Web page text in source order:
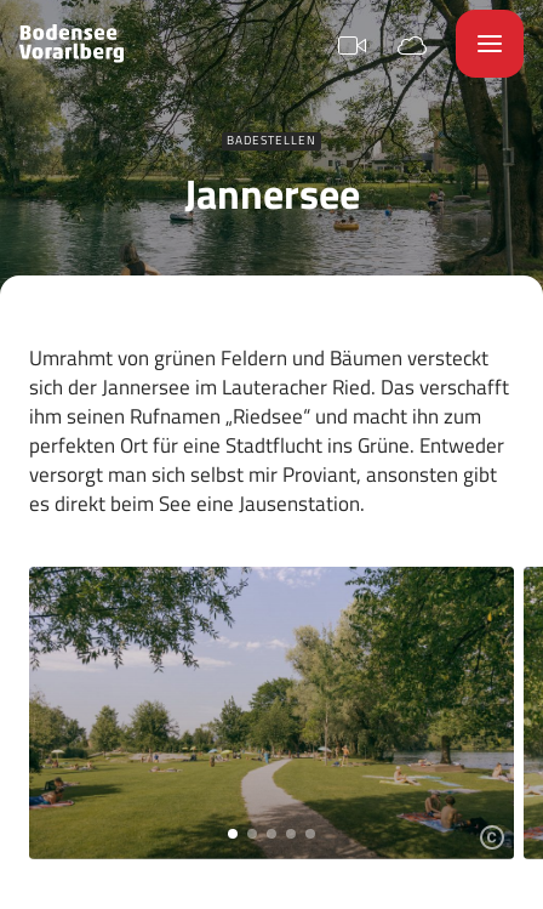
BADESTELLEN
Jannersee
Umrahmt von grünen Feldern und Bäumen versteckt
sich der Jannersee im Lauteracher Ried. Das verschafft
ihm seinen Rufnamen „Riedsee“ und macht ihn zum
perfekten Ort für eine Stadtflucht ins Grüne. Entweder
versorgt man sich selbst mir Proviant, ansonsten gibt
es direkt beim See eine Jausenstation.